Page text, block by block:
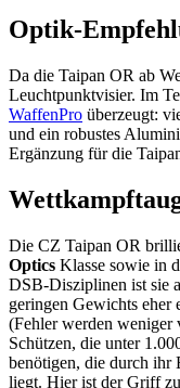
Optik-
Da die Taipan OR ab
Leuchtpunktvisier. Im
WaffenPro überzeugt:
und ein robustes
Ergänzung für die
Die CZ Taipan OR
Optics Klasse sowie in
DSB-Disziplinen ist sie
geringen Gewichts eher
(Fehler werden weniger
Schützen, die unter
benötigen, die durch ihr
liegt. Hier ist der Griff